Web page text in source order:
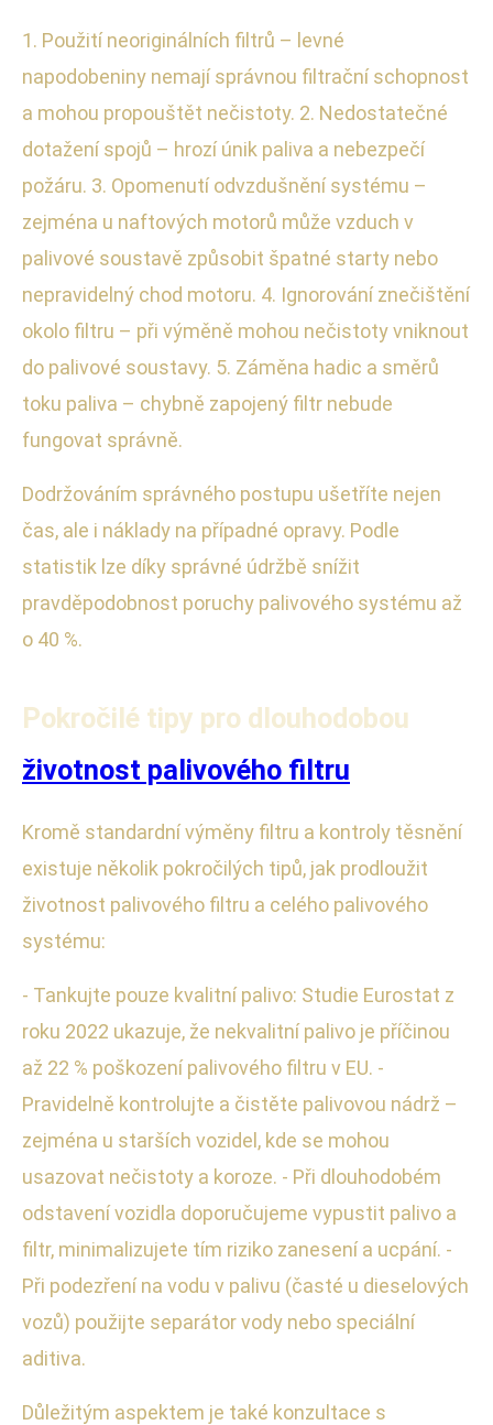
1. Použití neoriginálních filtrů – levné
napodobeniny nemají správnou filtrační schopnost
a mohou propouštět nečistoty. 2. Nedostatečné
dotažení spojů – hrozí únik paliva a nebezpečí
požáru. 3. Opomenutí odvzdušnění systému –
zejména u naftových motorů může vzduch v
palivové soustavě způsobit špatné starty nebo
nepravidelný chod motoru. 4. Ignorování znečištění
okolo filtru – při výměně mohou nečistoty vniknout
do palivové soustavy. 5. Záměna hadic a směrů
toku paliva – chybně zapojený filtr nebude
fungovat správně.
Dodržováním správného postupu ušetříte nejen
čas, ale i náklady na případné opravy. Podle
statistik lze díky správné údržbě snížit
pravděpodobnost poruchy palivového systému až
o 40 %.
Pokročilé tipy pro dlouhodobou
životnost palivového filtru
Kromě standardní výměny filtru a kontroly těsnění
existuje několik pokročilých tipů, jak prodloužit
životnost palivového filtru a celého palivového
systému:
- Tankujte pouze kvalitní palivo: Studie Eurostat z
roku 2022 ukazuje, že nekvalitní palivo je příčinou
až 22 % poškození palivového filtru v EU. -
Pravidelně kontrolujte a čistěte palivovou nádrž –
zejména u starších vozidel, kde se mohou
usazovat nečistoty a koroze. - Při dlouhodobém
odstavení vozidla doporučujeme vypustit palivo a
filtr, minimalizujete tím riziko zanesení a ucpání. -
Při podezření na vodu v palivu (časté u dieselových
vozů) použijte separátor vody nebo speciální
aditiva.
Důležitým aspektem je také konzultace s